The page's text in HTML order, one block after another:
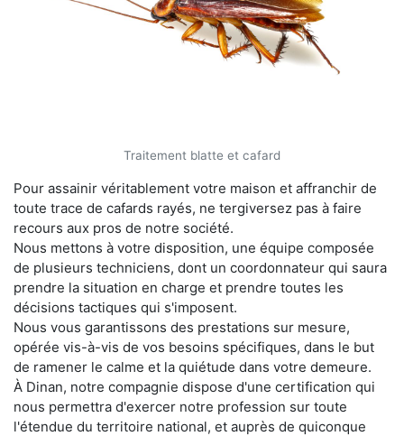
Traitement blatte et cafard
Pour assainir véritablement votre maison et affranchir de
toute trace de cafards rayés, ne tergiversez pas à faire
recours aux pros de notre société.
Nous mettons à votre disposition, une équipe composée
de plusieurs techniciens, dont un coordonnateur qui saura
prendre la situation en charge et prendre toutes les
décisions tactiques qui s'imposent.
Nous vous garantissons des prestations sur mesure,
opérée vis-à-vis de vos besoins spécifiques, dans le but
de ramener le calme et la quiétude dans votre demeure.
À Dinan, notre compagnie dispose d'une certification qui
nous permettra d'exercer notre profession sur toute
l'étendue du territoire national, et auprès de quiconque